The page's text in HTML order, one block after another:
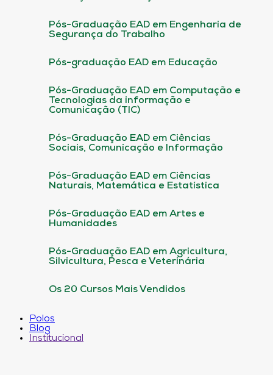
Pós-Graduação EAD em Engenharia de
Segurança do Trabalho
Pós-graduação EAD em Educação
Pós-Graduação EAD em Computação e
Tecnologias da informação e
Comunicação (TIC)
Pós-Graduação EAD em Ciências
Sociais, Comunicação e Informação
Pós-Graduação EAD em Ciências
Naturais, Matemática e Estatística
Pós-Graduação EAD em Artes e
Humanidades
Pós-Graduação EAD em Agricultura,
Silvicultura, Pesca e Veterinária
Os 20 Cursos Mais Vendidos
Polos
Blog
Institucional